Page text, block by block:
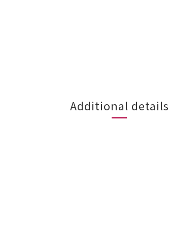
Additional details